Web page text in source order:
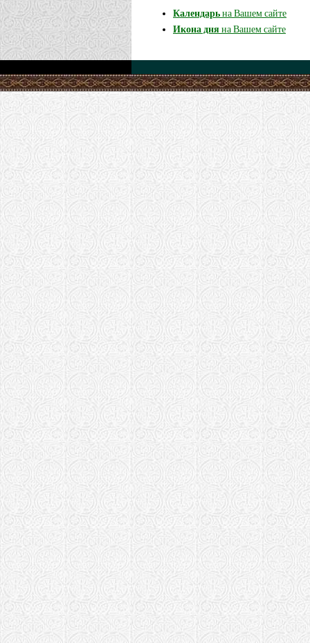
Календарьна Вашем сайте
Икона дняна Вашем сайте